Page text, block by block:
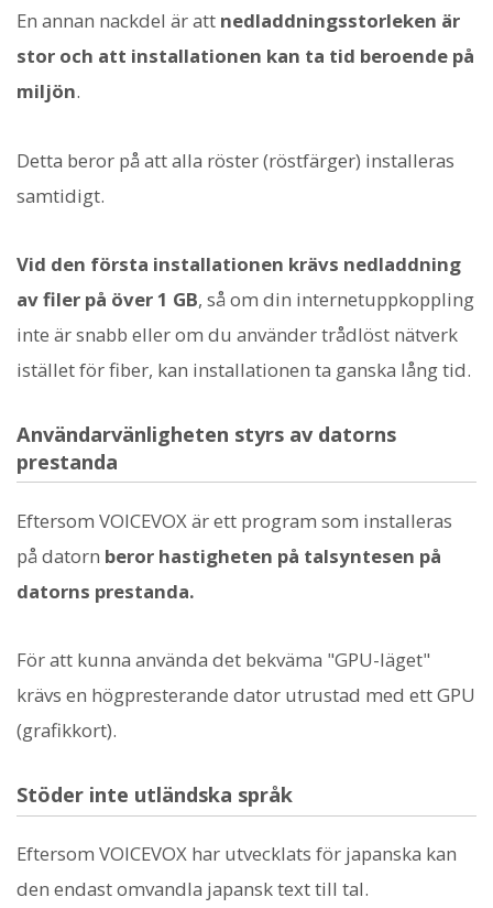
En annan nackdel är att nedladdningsstorleken är
stor och att installationen kan ta tid beroende på
miljön.
Detta beror på att alla röster (röstfärger) installeras
samtidigt.
Vid den första installationen krävs nedladdning
av filer på över 1 GB, så om din internetuppkoppling
inte är snabb eller om du använder trådlöst nätverk
istället för fiber, kan installationen ta ganska lång tid.
Användarvänligheten styrs av datorns
prestanda
Eftersom VOICEVOX är ett program som installeras
på datorn beror hastigheten på talsyntesen på
datorns prestanda.
För att kunna använda det bekväma "GPU-läget"
krävs en högpresterande dator utrustad med ett GPU
(grafikkort).
Stöder inte utländska språk
Eftersom VOICEVOX har utvecklats för japanska kan
den endast omvandla japansk text till tal.